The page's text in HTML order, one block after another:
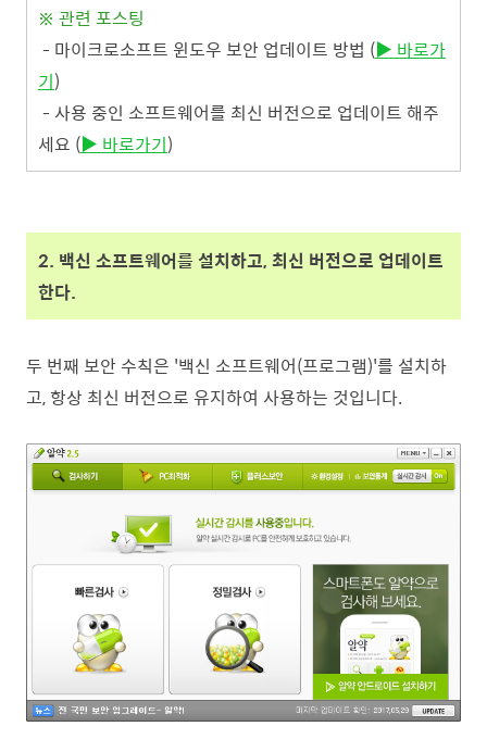
※ 관련 포스팅
- 마이크로소프트 윈도우 보안 업데이트 방법 (▶ 바로가
기)
- 사용 중인 소프트웨어를 최신 버전으로 업데이트 해주
세요 (▶ 바로가기)
2. 백신 소프트웨어를 설치하고, 최신 버전으로 업데이트
한다.
두 번째 보안 수칙은 '백신 소프트웨어(프로그램)'를 설치하
고, 항상 최신 버전으로 유지하여 사용하는 것입니다.